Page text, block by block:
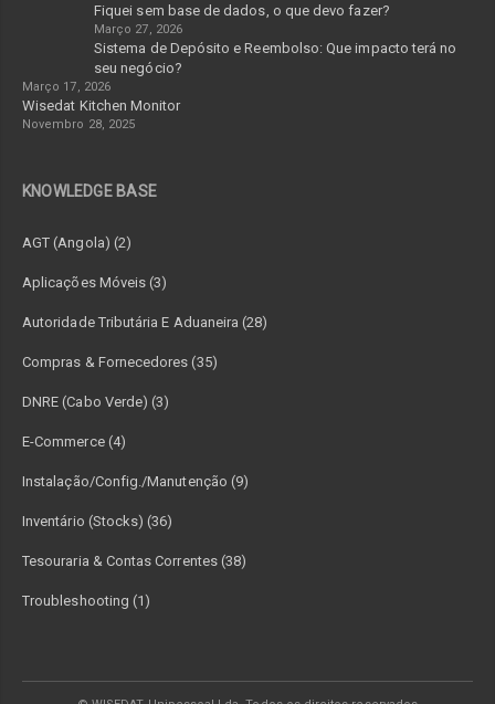
Fiquei sem base de dados, o que devo fazer?
Março 27, 2026
Sistema de Depósito e Reembolso: Que impacto terá no
seu negócio?
Março 17, 2026
Wisedat Kitchen Monitor
Novembro 28, 2025
KNOWLEDGE BASE
AGT (Angola) (2)
Aplicações Móveis (3)
Autoridade Tributária E Aduaneira (28)
Compras & Fornecedores (35)
DNRE (Cabo Verde) (3)
E-Commerce (4)
Instalação/Config./Manutenção (9)
Inventário (Stocks) (36)
Tesouraria & Contas Correntes (38)
Troubleshooting (1)